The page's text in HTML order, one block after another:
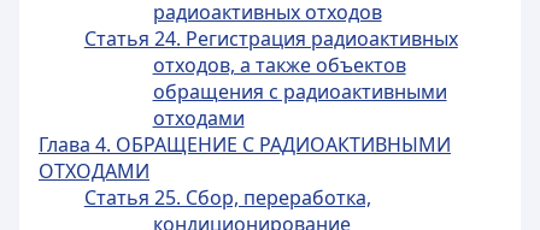
радиоактивных отходов
Статья 24. Регистрация радиоактивных
отходов, а также объектов
обращения с радиоактивными
отходами
Глава 4. ОБРАЩЕНИЕ С РАДИОАКТИВНЫМИ
ОТХОДАМИ
Статья 25. Сбор, переработка,
кондиционирование